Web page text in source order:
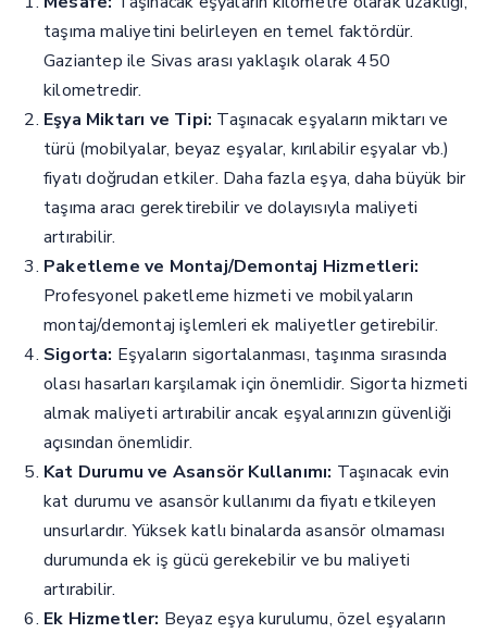
taşıma maliyetini belirleyen en temel faktördür.
Gaziantep ile Sivas arası yaklaşık olarak 450
kilometredir.
Eşya Miktarı ve Tipi: Taşınacak eşyaların miktarı ve
türü (mobilyalar, beyaz eşyalar, kırılabilir eşyalar vb.)
fiyatı doğrudan etkiler. Daha fazla eşya, daha büyük bir
taşıma aracı gerektirebilir ve dolayısıyla maliyeti
artırabilir.
Paketleme ve Montaj/Demontaj Hizmetleri:
Profesyonel paketleme hizmeti ve mobilyaların
montaj/demontaj işlemleri ek maliyetler getirebilir.
Sigorta: Eşyaların sigortalanması, taşınma sırasında
olası hasarları karşılamak için önemlidir. Sigorta hizmeti
almak maliyeti artırabilir ancak eşyalarınızın güvenliği
açısından önemlidir.
Kat Durumu ve Asansör Kullanımı: Taşınacak evin
kat durumu ve asansör kullanımı da fiyatı etkileyen
unsurlardır. Yüksek katlı binalarda asansör olmaması
durumunda ek iş gücü gerekebilir ve bu maliyeti
artırabilir.
Ek Hizmetler: Beyaz eşya kurulumu, özel eşyaların